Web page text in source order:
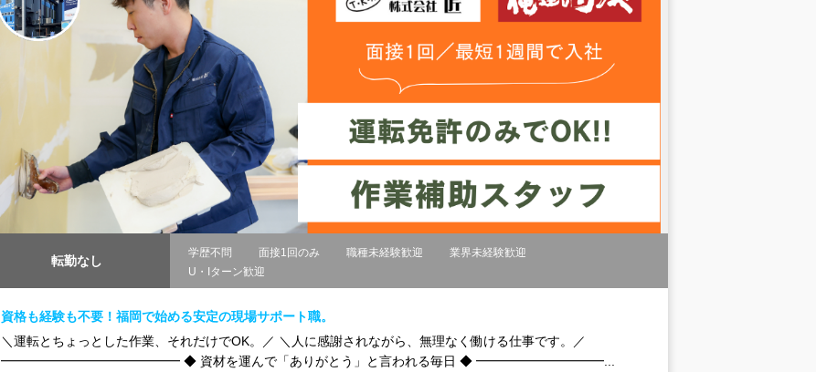
転勤なし
学歴不問 面接1回のみ 職種未経験歓迎
業界未経験歓迎
U・Iターン歓迎
資格も経験も不要！福岡で始める安定の現場サポート職。
＼運転とちょっとした作業、それだけでOK。／ ＼人に感謝されながら、無理なく働ける仕事です。／
━━━━━━━━━━━━━━ ◆ 資材を運んで「ありがとう」と言われる毎日 ◆ ━━━━━━━━━━...